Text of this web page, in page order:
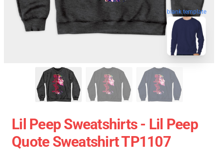
blank template
Lil Peep Sweatshirts - Lil Peep
Quote Sweatshirt TP1107